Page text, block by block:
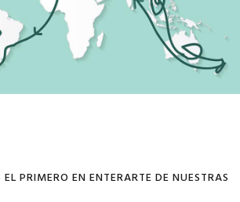
PRIMERO EN ENTERARTE DE NUESTRAS